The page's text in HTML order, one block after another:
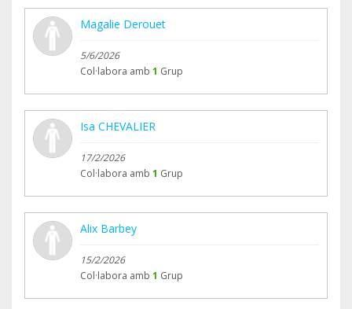
Magalie Derouet
5/6/2026
Col·labora amb 1 Grup
Isa CHEVALIER
17/2/2026
Col·labora amb 1 Grup
Alix Barbey
15/2/2026
Col·labora amb 1 Grup